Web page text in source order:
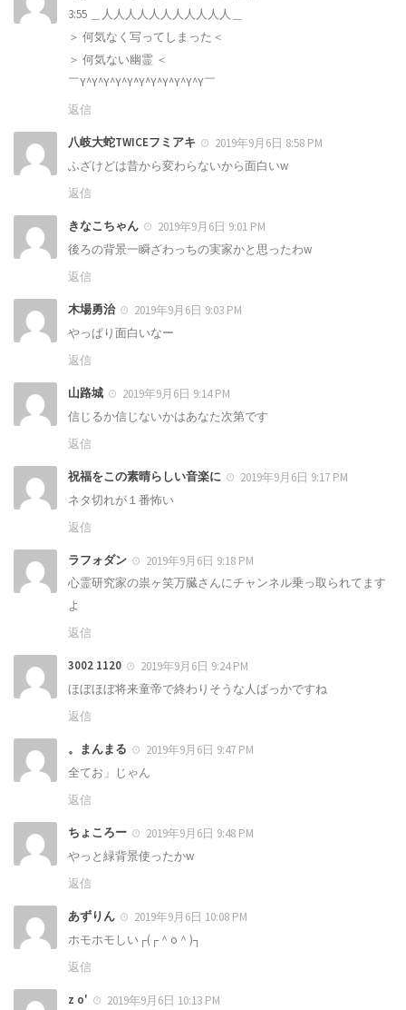
3:55 ＿人人人人人人人人人人人＿
＞ 何気なく写ってしまった＜
＞ 何気ない幽霊 ＜
￣Y^Y^Y^Y^Y^Y^Y^Y^Y^Y^Y￣
返信
八岐大蛇TWICEフミアキ
2019年9月6日 8:58 PM
ふざけどは昔から変わらないから面白い‪w
返信
きなこちゃん
2019年9月6日 9:01 PM
後ろの背景一瞬ざわっちの実家かと思ったわw
返信
木場勇治
2019年9月6日 9:03 PM
やっぱり面白いなー
返信
山路城
2019年9月6日 9:14 PM
信じるか信じないかはあなた次第です
返信
祝福をこの素晴らしい音楽に
2019年9月6日 9:17 PM
ネタ切れが１番怖い
返信
ラフォダン
2019年9月6日 9:18 PM
心霊研究家の祟ヶ笑万臓さんにチャンネル乗っ取られてます
よ
返信
3002 1120
2019年9月6日 9:24 PM
ほぼほぼ将来童帝で終わりそうな人ばっかですね
返信
。まんまる
2019年9月6日 9:47 PM
全てお」じゃん
返信
ちょころー
2019年9月6日 9:48 PM
やっと緑背景使ったかw
返信
あずりん
2019年9月6日 10:08 PM
ホモホモしい┌(┌＾o＾)┐
返信
z o'
2019年9月6日 10:13 PM